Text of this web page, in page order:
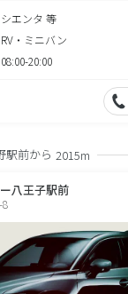
シエンタ 等
RV・ミニバン
08:00-20:00
駅前から 2015m
八王子駅前